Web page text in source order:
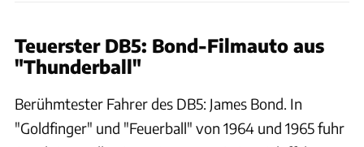
Teuerster DB5: Bond-Filmauto aus
"Thunderball"
Berühmtester Fahrer des DB5: James Bond. In
"Goldfinger" und "Feuerball" von 1964 und 1965 fuhr